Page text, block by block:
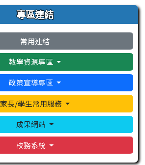
專區連結
常用連結
教學資源專區
政策宣導專區
家長/學生常用服務
成果網站
校務系統